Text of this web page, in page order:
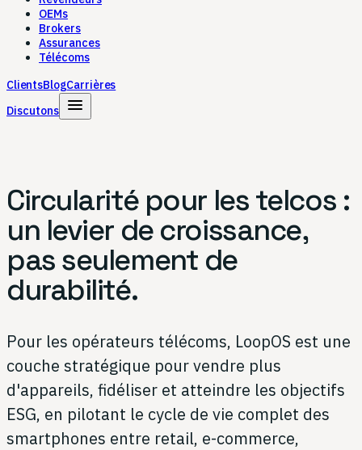
OEMs
Brokers
Assurances
Télécoms
ClientsBlogCarrières
Discutons
menu
Circularité pour les telcos :
un levier de croissance,
pas seulement de
durabilité.
Pour les opérateurs télécoms, LoopOS est une
couche stratégique pour vendre plus
d'appareils, fidéliser et atteindre les objectifs
ESG, en pilotant le cycle de vie complet des
smartphones entre retail, e-commerce,